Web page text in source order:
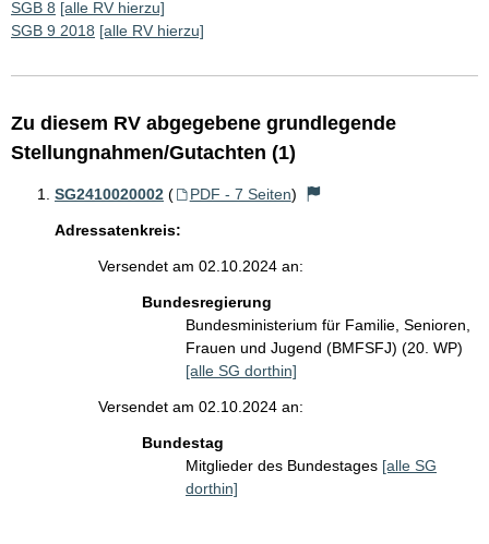
SGB 8 [alle RV hierzu]
SGB 9 2018 [alle RV hierzu]
Zu diesem RV abgegebene grundlegende
Stellungnahmen/Gutachten (1)
SG2410020002 ( PDF - 7 Seiten)
Adressatenkreis:
Versendet am 02.10.2024 an:
Bundesregierung
Bundesministerium für Familie, Senioren,
Frauen und Jugend (BMFSFJ) (20. WP)
[alle SG dorthin]
Versendet am 02.10.2024 an:
Bundestag
Mitglieder des Bundestages [alle SG
dorthin]